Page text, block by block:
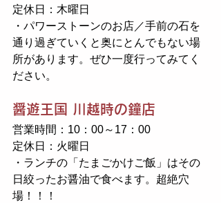
定休日：木曜日
・パワーストーンのお店／手前の石を
通り過ぎていくと奥にとんでもない場
所があります。ぜひ一度行ってみてく
ださい。
醤遊王国 川越時の鐘店
営業時間：10：00～17：00
定休日：火曜日
・ランチの「たまごかけご飯」はその
日絞ったお醤油で食べます。超絶穴
場！！！